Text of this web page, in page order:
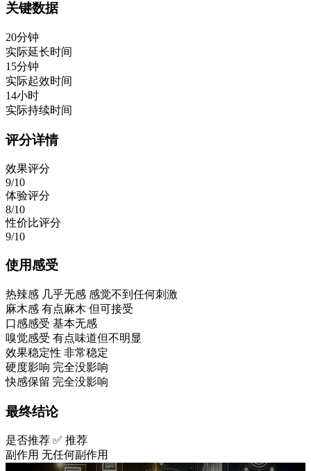
关键数据
20分钟
实际延长时间
15分钟
实际起效时间
14小时
实际持续时间
评分详情
效果评分
9/10
体验评分
8/10
性价比评分
9/10
使用感受
热辣感 几乎无感 感觉不到任何刺激
麻木感 有点麻木 但可接受
口感感受 基本无感
嗅觉感受 有点味道但不明显
效果稳定性 非常稳定
硬度影响 完全没影响
快感保留 完全没影响
最终结论
是否推荐 ✅ 推荐
副作用 无任何副作用